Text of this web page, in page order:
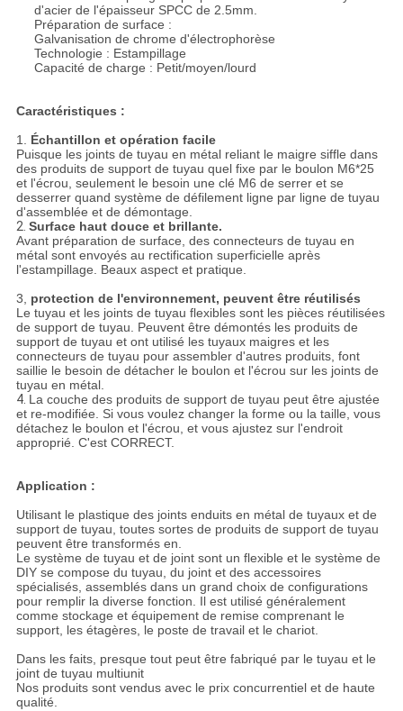
d'acier de l'épaisseur SPCC de 2.5mm.
Préparation de surface :
Galvanisation de chrome d'électrophorèse
Technologie : Estampillage
Capacité de charge : Petit/moyen/lourd
Caractéristiques :
1. Échantillon et opération facile
Puisque les joints de tuyau en métal reliant le maigre siffle dans
des produits de support de tuyau quel fixe par le boulon M6*25
et l'écrou, seulement le besoin une clé M6 de serrer et se
desserrer quand système de défilement ligne par ligne de tuyau
d'assemblée et de démontage.
2. Surface haut douce et brillante.
Avant préparation de surface, des connecteurs de tuyau en
métal sont envoyés au rectification superficielle après
l'estampillage. Beaux aspect et pratique.
3, protection de l'environnement, peuvent être réutilisés
Le tuyau et les joints de tuyau flexibles sont les pièces réutilisées
de support de tuyau. Peuvent être démontés les produits de
support de tuyau et ont utilisé les tuyaux maigres et les
connecteurs de tuyau pour assembler d'autres produits, font
saillie le besoin de détacher le boulon et l'écrou sur les joints de
tuyau en métal.
4. La couche des produits de support de tuyau peut être ajustée
et re-modifiée. Si vous voulez changer la forme ou la taille, vous
détachez le boulon et l'écrou, et vous ajustez sur l'endroit
approprié. C'est CORRECT.
Application :
Utilisant le plastique des joints enduits en métal de tuyaux et de
support de tuyau, toutes sortes de produits de support de tuyau
peuvent être transformés en.
Le système de tuyau et de joint sont un flexible et le système de
DIY se compose du tuyau, du joint et des accessoires
spécialisés, assemblés dans un grand choix de configurations
pour remplir la diverse fonction. Il est utilisé généralement
comme stockage et équipement de remise comprenant le
support, les étagères, le poste de travail et le chariot.
Dans les faits, presque tout peut être fabriqué par le tuyau et le
joint de tuyau multiunit
Nos produits sont vendus avec le prix concurrentiel et de haute
qualité.